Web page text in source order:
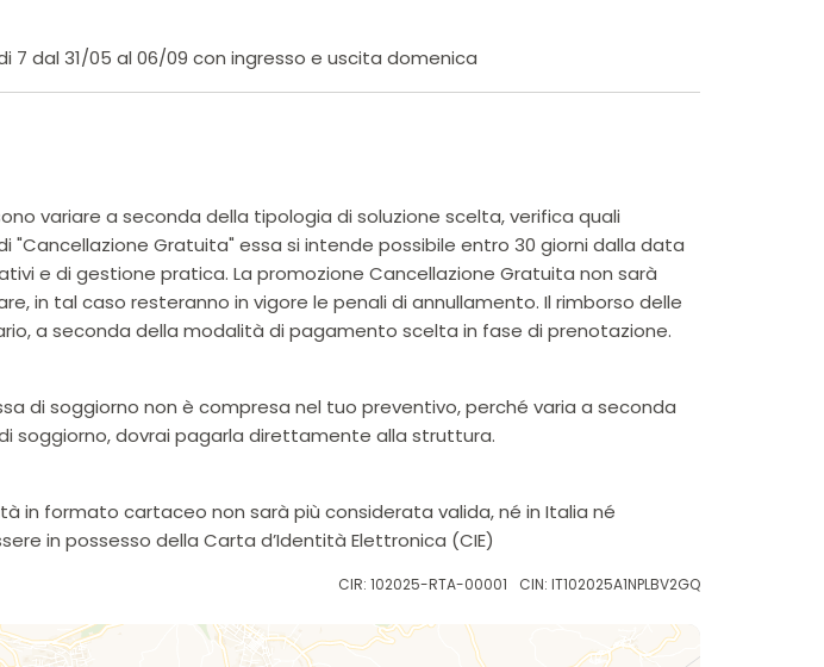
7 dal 31/05 al 06/09 con ingresso e uscita domenica
variare a seconda della tipologia di soluzione scelta, verifica quali
"Cancellazione Gratuita" essa si intende possibile entro 30 giorni dalla data
e di gestione pratica. La promozione Cancellazione Gratuita non sarà
in tal caso resteranno in vigore le penali di annullamento. Il rimborso delle
a seconda della modalità di pagamento scelta in fase di prenotazione.
di soggiorno non è compresa nel tuo preventivo, perché varia a seconda
soggiorno, dovrai pagarla direttamente alla struttura.
in formato cartaceo non sarà più considerata valida, né in Italia né
in possesso della Carta d’Identità Elettronica (CIE)
CIN: IT102025A1NPLBV2GQ
CIR: 102025-RTA-00001